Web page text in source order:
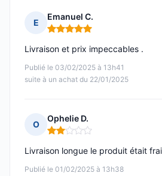
E
Emanuel C.
Note : 5 sur 5
Publié le 03/02/2025 à 13h41
suite à un achat du 22/01/2025
Livraison et prix impeccables .
O
Ophelie D.
Note : 2 sur 5
Publié le 01/02/2025 à 13h38
Livraison longue le produit était